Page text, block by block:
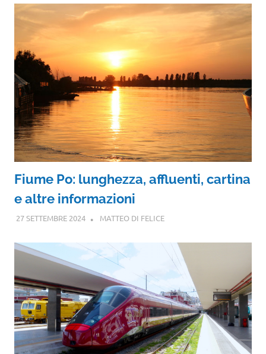
Fiume Po: lunghezza, affluenti, cartina
e altre informazioni
27 SETTEMBRE 2024 MATTEO DI FELICE